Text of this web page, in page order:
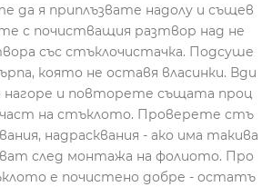
да я приплъзвате надолу и същев
с почистващия разтвор над не
със стъклочистачка. Подсуше
която не оставя власинки. Вди
и повторете същата проц
на стъклото. Проверете стъ
надрасквания - ако има такива
след монтажа на фолиото. Про
е почистено добре - остатъ